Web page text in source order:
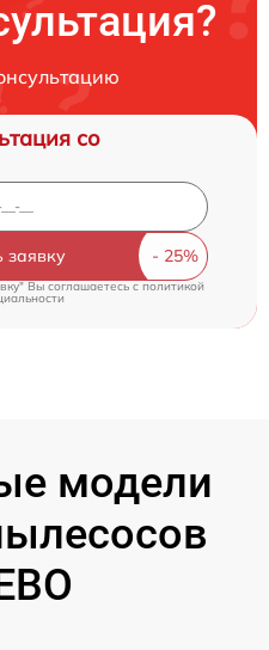
со
заявку
Вы соглашаетесь cполитикой
модели